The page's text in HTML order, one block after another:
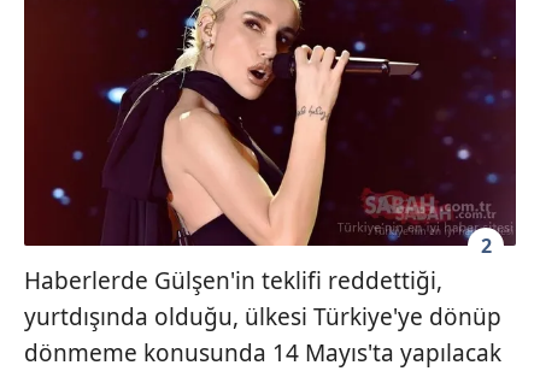
2
Haberlerde Gülşen'in teklifi reddettiği,
yurtdışında olduğu, ülkesi Türkiye'ye dönüp
dönmeme konusunda 14 Mayıs'ta yapılacak